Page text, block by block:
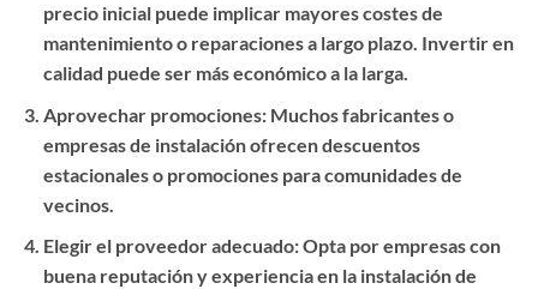
precio inicial puede implicar mayores costes de
mantenimiento o reparaciones a largo plazo. Invertir en
calidad puede ser más económico a la larga.
Aprovechar promociones: Muchos fabricantes o
empresas de instalación ofrecen descuentos
estacionales o promociones para comunidades de
vecinos.
Elegir el proveedor adecuado: Opta por empresas con
buena reputación y experiencia en la instalación de